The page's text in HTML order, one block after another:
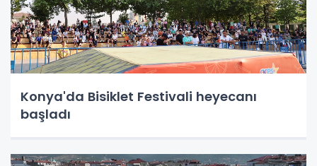
Konya'da Bisiklet Festivali heyecanı
başladı